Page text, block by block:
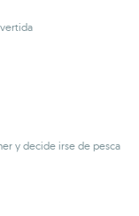
y decide irse de pesca